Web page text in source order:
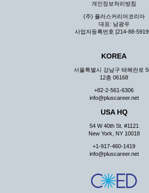
개인정보처리방침
(주) 플러스커리어코리아
대표: 남광우
사업자등록번호 [214-88-
KOREA
서울특별시 강남구 테헤란로
12층 06168
+82-2-561-6306
info@pluscareer.net
USA HQ
54 W 40th St. #1121
New York, NY 10018
+1-917-460-1419
info@pluscareer.net